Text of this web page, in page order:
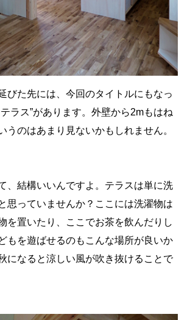
びた先には、今回のタイトルにもなっ
ラス”があります。外壁から2mもはね
うのはあまり見ないかもしれません。
、結構いいんですよ。テラスは単に洗
思っていませんか？ここには洗濯物は
を置いたり、ここでお茶を飲んだりし
もを遊ばせるのもこんな場所が良いか
になると涼しい風が吹き抜けることで